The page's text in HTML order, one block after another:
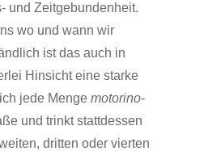
und Zeitgebundenheit.
wo und wann wir
ist das auch in
Hinsicht eine starke
jede Menge motorino-
und trinkt stattdessen
dritten oder vierten